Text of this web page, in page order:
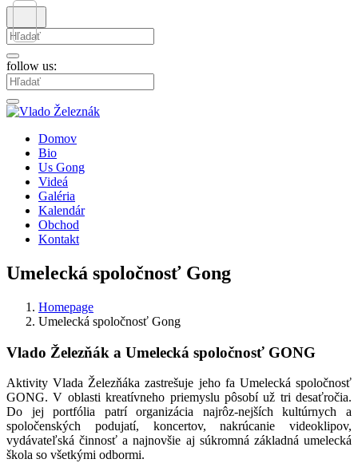
Hľadať:
follow us:
Hľadať:
Domov
Bio
Us Gong
Videá
Galéria
Kalendár
Obchod
Kontakt
Umelecká spoločnosť Gong
Homepage
Umelecká spoločnosť Gong
Vlado Železňák a Umelecká spoločnosť GONG
Aktivity Vlada Železňáka zastrešuje jeho fa Umelecká spoločnosť
GONG. V oblasti kreatívneho priemyslu pôsobí už tri desaťročia.
Do jej portfólia patrí organizácia najrôz-nejších kultúrnych a
spoločenských podujatí, koncertov, nakrúcanie videoklipov,
vydávateľská činnosť a najnovšie aj súkromná základná umelecká
škola so všetkými odbormi.